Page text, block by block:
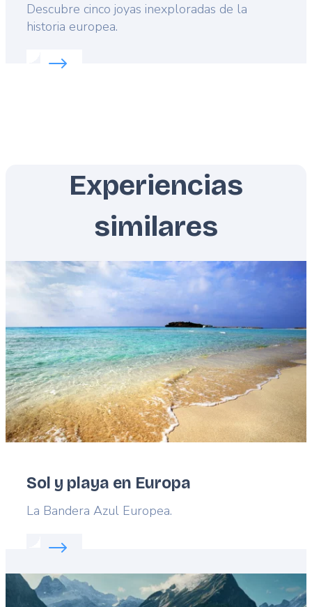
Lead
Descubre cinco joyas inexploradas de la
historia europea.
Read more about:
Experiencias
similares
Featured
image
Sol y playa en Europa
Lead
La Bandera Azul Europea.
Read more about:
Featured
image